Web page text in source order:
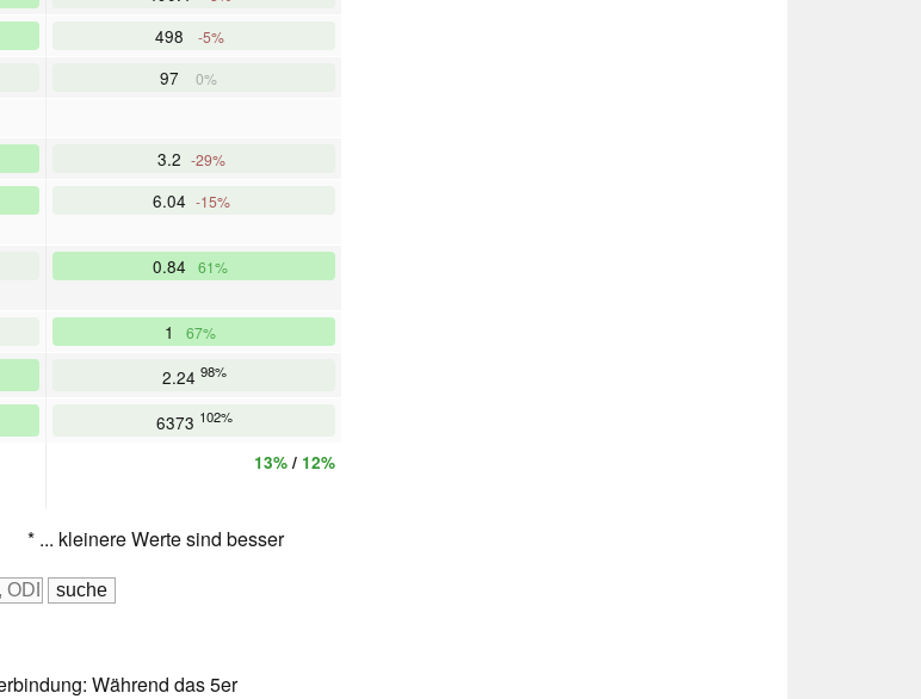
498 -5%
97 0%
3.2 -29%
6.04 -15%
0.84 61%
1 67%
2.24 98%
6373 102%
13%/ 12%
* ... kleinere Werte sind besser
Während das 5er